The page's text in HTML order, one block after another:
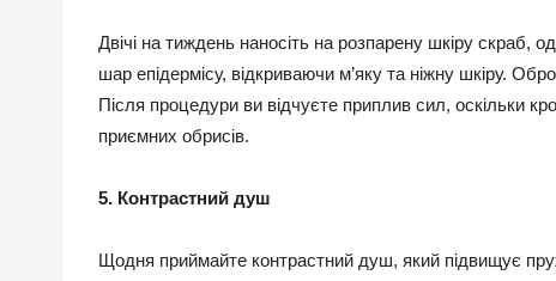
Двічі на тиждень наносіть на розпарену шкіру скраб,
шар епідермісу, відкриваючи м’яку та ніжну шкіру.
Після процедури ви відчуєте приплив сил, оскільки
приємних обрисів.
5. Контрастний душ
Щодня приймайте контрастний душ, який підвищує